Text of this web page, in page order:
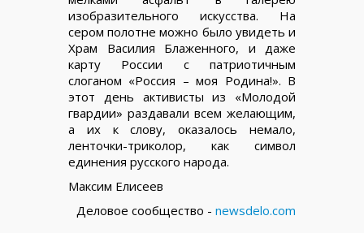
изобразительного искусства. На
сером полотне можно было увидеть и
Храм Василия Блаженного, и даже
карту России с патриотичным
слоганом «Россия – моя Родина!». В
этот день активисты из «Молодой
гвардии» раздавали всем желающим,
а их к слову, оказалось немало,
ленточки-триколор, как символ
единения русского народа.
Максим Елисеев
Деловое сообщество - newsdelo.com